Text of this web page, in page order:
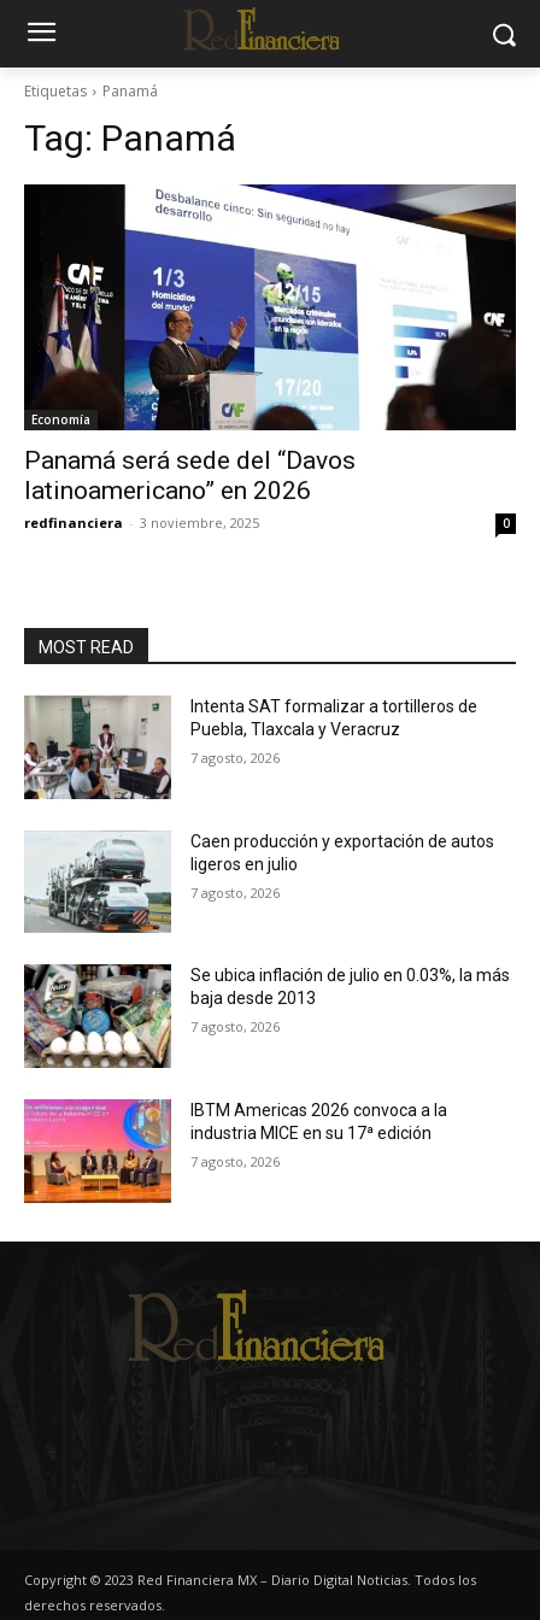
Etiquetas Panamá
Tag: Panamá
Economía
Panamá será sede del “Davos
latinoamericano” en 2026
redfinanciera - 3 noviembre, 2025 0
MOST READ
Intenta SAT formalizar a tortilleros de
Puebla, Tlaxcala y Veracruz
7 agosto, 2026
Caen producción y exportación de autos
ligeros en julio
7 agosto, 2026
Se ubica inflación de julio en 0.03%, la más
baja desde 2013
7 agosto, 2026
IBTM Americas 2026 convoca a la
industria MICE en su 17ª edición
7 agosto, 2026
Copyright © 2023 Red Financiera MX – Diario Digital Noticias. Todos los
derechos reservados.